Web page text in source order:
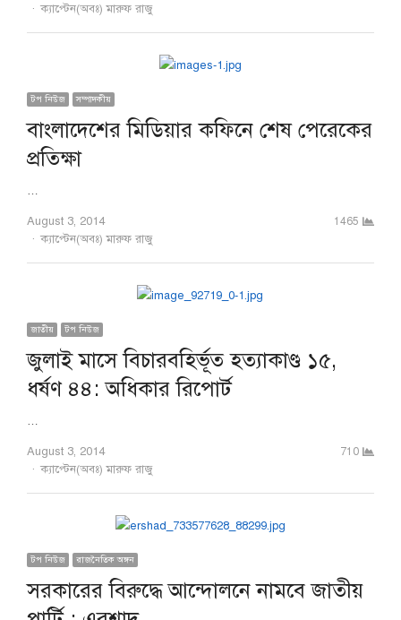
Author
ক্যাপ্টেন(অবঃ) মারুফ রাজু
টপ নিউজ সম্পাদকীয়
বাংলাদেশের মিডিয়ার কফিনে শেষ পেরেকের
প্রতিক্ষা
…
August 3, 2014
Author
ক্যাপ্টেন(অবঃ) মারুফ রাজু
1465
জাতীয় টপ নিউজ
জুলাই মাসে বিচারবহির্ভূত হত্যাকাণ্ড ১৫,
ধর্ষণ ৪৪: অধিকার রিপোর্ট
…
August 3, 2014
Author
ক্যাপ্টেন(অবঃ) মারুফ রাজু
710
টপ নিউজ রাজনৈতিক অঙ্গন
সরকারের বিরুদ্ধে আন্দোলনে নামবে জাতীয়